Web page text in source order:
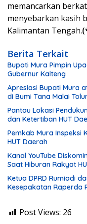
memancarkan
menyebarkan kasih
Kalimantan Tengah.
Berita Terkait
Bupati Mura Pimpin
Gubernur Kalteng
Apresiasi Bupati Mura
di Bumi Tana Malai
Pantau Lokasi
dan Ketertiban HUT
Pemkab Mura Inspeksi
HUT Daerah
Kanal YouTube
Saat Hiburan Rakyat
Ketua DPRD Rumiadi
Kesepakatan Raperda
Post Views: 26